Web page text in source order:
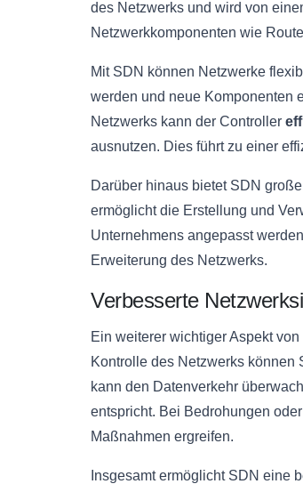
des Netzwerks und wird von
Netzwerkkomponenten wie
Mit SDN können Netzwerke
werden und neue Komponenten
Netzwerks kann der Controller
ausnutzen. Dies führt zu einer
Darüber hinaus bietet SDN
ermöglicht die Erstellung und
Unternehmens angepasst
Erweiterung des Netzwerks.
Verbesserte
Ein weiterer wichtiger Aspekt
Kontrolle des Netzwerks
kann den Datenverkehr
entspricht. Bei Bedrohungen
Maßnahmen ergreifen.
Insgesamt ermöglicht SDN eine